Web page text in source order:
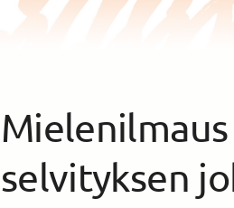
selvityksen